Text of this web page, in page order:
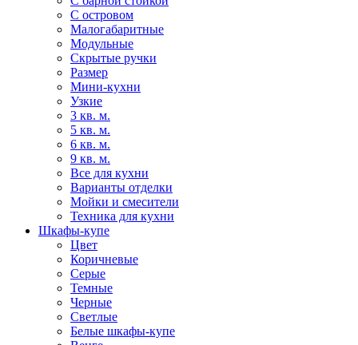
С островом
Малогабаритные
Модульные
Скрытые ручки
Размер
Мини-кухни
Узкие
3 кв. м.
5 кв. м.
6 кв. м.
9 кв. м.
Все для кухни
Варианты отделки
Мойки и смесители
Техника для кухни
Шкафы-купе
Цвет
Коричневые
Серые
Темные
Черные
Светлые
Белые шкафы-купе